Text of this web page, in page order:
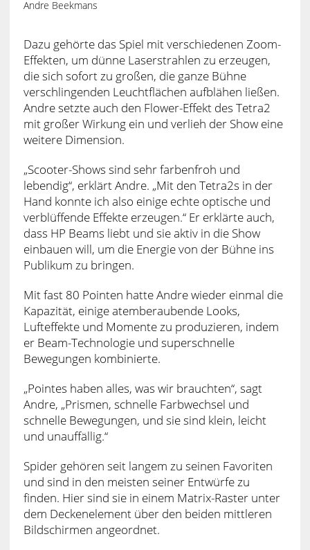
Andre Beekmans
Dazu gehörte das Spiel mit verschiedenen Zoom-
Effekten, um dünne Laserstrahlen zu erzeugen,
die sich sofort zu großen, die ganze Bühne
verschlingenden Leuchtflächen aufblähen ließen.
Andre setzte auch den Flower-Effekt des Tetra2
mit großer Wirkung ein und verlieh der Show eine
weitere Dimension.
„Scooter-Shows sind sehr farbenfroh und
lebendig“, erklärt Andre. „Mit den Tetra2s in der
Hand konnte ich also einige echte optische und
verblüffende Effekte erzeugen.“ Er erklärte auch,
dass HP Beams liebt und sie aktiv in die Show
einbauen will, um die Energie von der Bühne ins
Publikum zu bringen.
Mit fast 80 Pointen hatte Andre wieder einmal die
Kapazität, einige atemberaubende Looks,
Lufteffekte und Momente zu produzieren, indem
er Beam-Technologie und superschnelle
Bewegungen kombinierte.
„Pointes haben alles, was wir brauchten“, sagt
Andre, „Prismen, schnelle Farbwechsel und
schnelle Bewegungen, und sie sind klein, leicht
und unauffällig.“
Spider gehören seit langem zu seinen Favoriten
und sind in den meisten seiner Entwürfe zu
finden. Hier sind sie in einem Matrix-Raster unter
dem Deckenelement über den beiden mittleren
Bildschirmen angeordnet.